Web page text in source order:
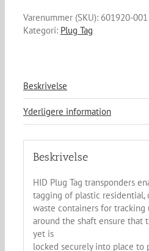
Varenummer (SKU): 601920-001
Kategori: Plug Tag
Beskrivelse
Yderligere information
Beskrivelse
HID Plug Tag transponders
tagging of plastic residential,
waste containers for tracking
around the shaft ensure that
yet is
locked securely into place to